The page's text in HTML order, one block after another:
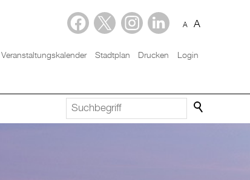
A A
Veranstaltungskalender Stadtplan Drucken Login